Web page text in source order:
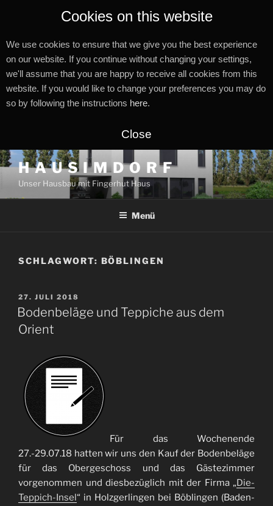
Cookies on this website
We use cookies to ensure that we give you the best experience
on our website. If you continue without changing your settings,
we'll assume that you are happy to receive all cookies from this
website. If you would like to change your preferences you may do
so by following the instructions here.
Close
Zum
Inhalt
springen
H A U S I M D O R F
Unser Hausbau mit Fingerhut Haus
Menü
SCHLAGWORT: BÖBLINGEN
VERÖFFENTLICHT
AM
27. JULI 2018
Bodenbeläge und Teppiche aus dem
Orient
Für das Wochenende
27.-29.07.18 hatten wir uns den Kauf der Bodenbeläge
für das Obergeschoss und das Gästezimmer
vorgenommen und diesbezüglich mit der Firma „Die-
Teppich-Insel“ in Holzgerlingen bei Böblingen (Baden-